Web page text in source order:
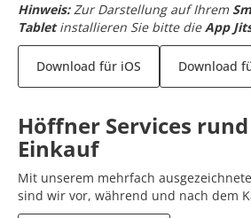
Hinweis: Zur Darstellung auf Ihrem
Tabletinstallieren Sie bitte dieApp
Download für iOS Download
Höffner Services
Einkauf
Mit unserem mehrfach
sind wir vor, während und nach dem